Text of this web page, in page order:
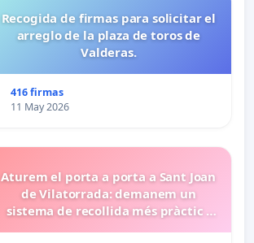
Recogida de firmas para solicitar el
arreglo de la plaza de toros de
Valderas.
416 firmas
11 May 2026
Aturem el porta a porta a Sant Joan
de Vilatorrada: demanem un
sistema de recollida més pràctic i